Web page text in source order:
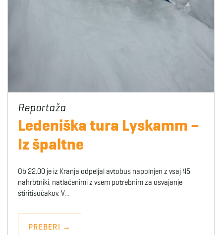
Ledeniška tura Lyskamm –
Iz špaltne
Ob 22.00 je iz Kranja odpeljal avtobus napolnjen z vsaj 45
nahrbtniki, natlačenimi z vsem potrebnim za osvajanje
štiritisočakov. V…
PREBERI →